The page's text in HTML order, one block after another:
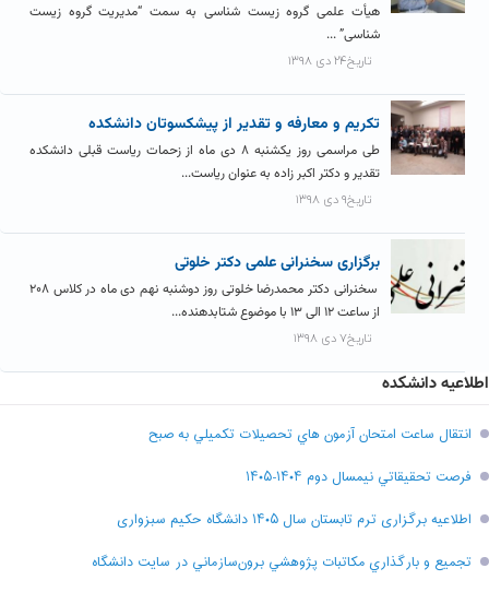
هیأت علمی گروه زیست شناسی به سمت “مدیریت گروه زیست
شناسی” ...
تاریخ۲۴ دی ۱۳۹۸
تکریم و معارفه و تقدیر از پیشکسوتان دانشکده
طی مراسمی روز یکشنبه ۸ دی ماه از زحمات ریاست قبلی دانشکده
تقدیر و دکتر اکبر زاده به عنوان ریاست...
تاریخ۹ دی ۱۳۹۸
برگزاری سخنرانی علمی دکتر خلوتی
سخنرانی دکتر محمدرضا خلوتی روز دوشنبه نهم دی ماه در کلاس ۲۰۸
از ساعت ۱۲ الی ۱۳ با موضوع شتابدهنده...
تاریخ۷ دی ۱۳۹۸
اطلاعیه دانشکده
انتقال ساعت امتحان آزمون هاي تحصيلات تکميلي به صبح
فرصت تحقيقاتي نیمسال دوم ۱۴۰۴-۱۴۰۵
اطلاعیه برگزاری ترم تابستان سال ۱۴۰۵ دانشگاه حکیم سبزواری
تجميع و بارگذاري مکاتبات پژوهشي برون‌سازماني در سايت دانشگاه